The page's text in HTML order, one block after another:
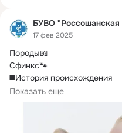
БУВО
17 фев 2025
Породы📖
Сфинкс🐾
◼️История происхождения
Из-за названия породы и
Показать еще